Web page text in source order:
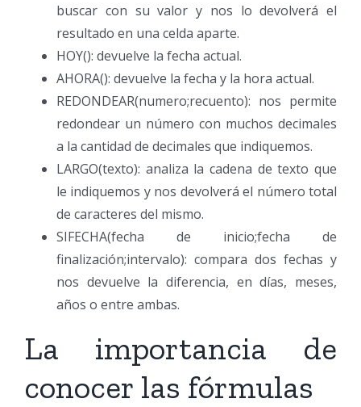
buscar con su valor y nos lo devolverá el
resultado en una celda aparte.
HOY(): devuelve la fecha actual.
AHORA(): devuelve la fecha y la hora actual.
REDONDEAR(numero;recuento): nos permite
redondear un número con muchos decimales
a la cantidad de decimales que indiquemos.
LARGO(texto): analiza la cadena de texto que
le indiquemos y nos devolverá el número total
de caracteres del mismo.
SIFECHA(fecha de inicio;fecha de
finalización;intervalo): compara dos fechas y
nos devuelve la diferencia, en días, meses,
años o entre ambas.
La importancia de
conocer las fórmulas